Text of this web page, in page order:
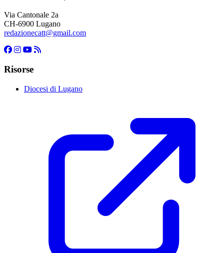
Via Cantonale 2a
CH-6900 Lugano
redazionecatt@gmail.com
Risorse
Diocesi di Lugano